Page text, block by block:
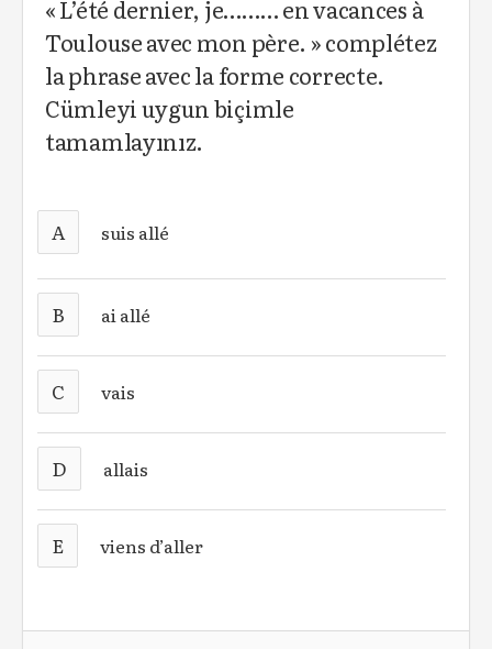
« L’été dernier, je……… en vacances à
Toulouse avec mon père. » complétez
la phrase avec la forme correcte.
Cümleyi uygun biçimle
tamamlayınız.
A suis allé
B ai allé
C vais
D allais
E viens d’aller